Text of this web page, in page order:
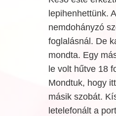
lepihenhettünk.
nemdohányzó
foglalásnál. De
mondta. Egy
le volt hűtve 18
Mondtuk, hogy
másik szobát.
letelefonált a